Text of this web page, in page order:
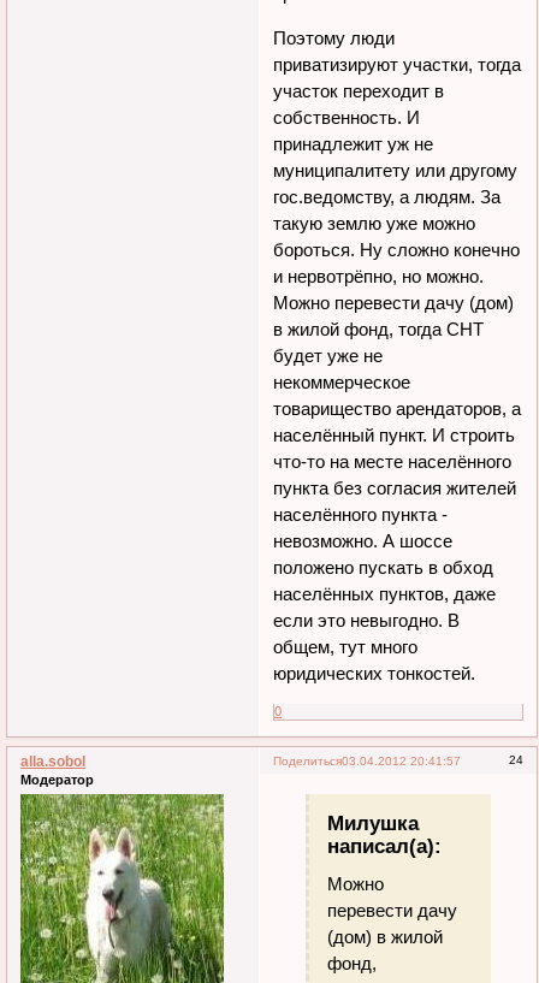
Поэтому люди
приватизируют участки, тогда
участок переходит в
собственность. И
принадлежит уж не
муниципалитету или другому
гос.ведомству, а людям. За
такую землю уже можно
бороться. Ну сложно конечно
и нервотрёпно, но можно.
Можно перевести дачу (дом)
в жилой фонд, тогда СНТ
будет уже не
некоммерческое
товарищество арендаторов, а
населённый пункт. И строить
что-то на месте населённого
пункта без согласия жителей
населённого пункта -
невозможно. А шоссе
положено пускать в обход
населённых пунктов, даже
если это невыгодно. В
общем, тут много
юридических тонкостей.
0
Поделиться 24
03.04.2012 20:41:57
alla.sobol
Модератор
Милушка
написал(а):
Можно
перевести дачу
(дом) в жилой
фонд,